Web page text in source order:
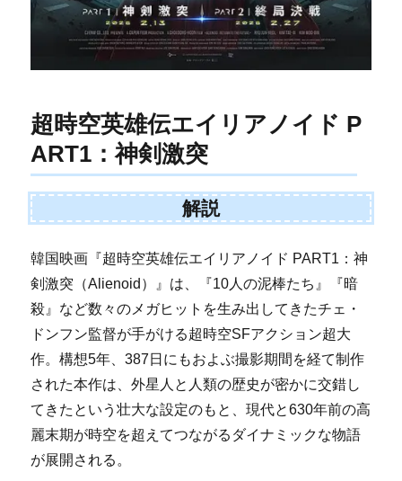
超時空英雄伝エイリアノイド P
ART1：神剣激突
解説
韓国映画『超時空英雄伝エイリアノイド PART1：神
剣激突（Alienoid）』は、『10人の泥棒たち』『暗
殺』など数々のメガヒットを生み出してきたチェ・
ドンフン監督が手がける超時空SFアクション超大
作。構想5年、387日にもおよぶ撮影期間を経て制作
された本作は、外星人と人類の歴史が密かに交錯し
てきたという壮大な設定のもと、現代と630年前の高
麗末期が時空を超えてつながるダイナミックな物語
が展開される。